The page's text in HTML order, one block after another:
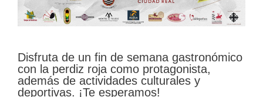
Categorías
Eventos,Gastroturismo
Ciudad Real,gastronomía,Sabores del
Quijote